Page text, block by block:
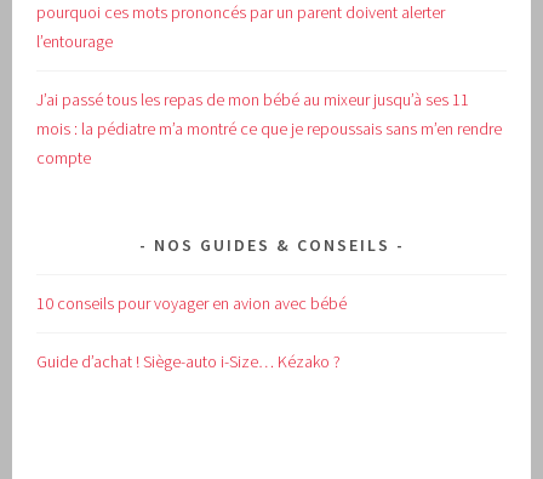
pourquoi ces mots prononcés par un parent doivent alerter
l’entourage
J’ai passé tous les repas de mon bébé au mixeur jusqu’à ses 11
mois : la pédiatre m’a montré ce que je repoussais sans m’en rendre
compte
NOS GUIDES & CONSEILS
10 conseils pour voyager en avion avec bébé
Guide d’achat !Siège-auto i-Size… Kézako ?